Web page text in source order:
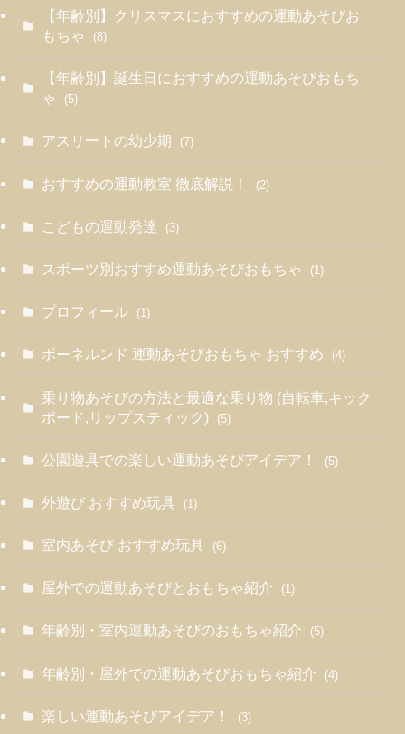
【年齢別】クリスマスにおすすめの運動あそびお
もちゃ
(8)
【年齢別】誕生日におすすめの運動あそびおもち
ゃ
(5)
アスリートの幼少期 (7)
おすすめの運動教室 徹底解説！ (2)
こどもの運動発達 (3)
スポーツ別おすすめ運動あそびおもちゃ (1)
プロフィール (1)
ボーネルンド 運動あそびおもちゃ おすすめ (4)
乗り物あそびの方法と最適な乗り物 (自転車,キック
ボード,リップスティック)
(5)
公園遊具での楽しい運動あそびアイデア！ (5)
外遊び おすすめ玩具 (1)
室内あそび おすすめ玩具 (6)
屋外での運動あそびとおもちゃ紹介 (1)
年齢別・室内運動あそびのおもちゃ紹介 (5)
年齢別・屋外での運動あそびおもちゃ紹介 (4)
楽しい運動あそびアイデア！ (3)